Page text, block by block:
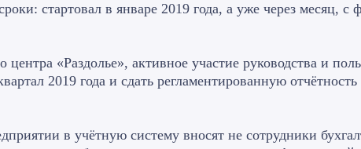
стартовал в январе 2019 года, а уже через месяц, с
«Раздолье», активное участие руководства и
2019 года и сдать регламентированную
в учётную систему вносят не сотрудники